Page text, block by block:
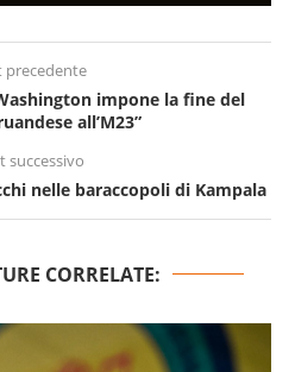
precedente
impone la fine del
all’M23”
successivo
nelle baraccopoli di Kampala
CORRELATE: